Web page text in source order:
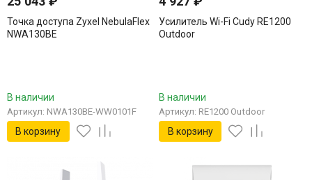
Точка доступа Zyxel NebulaFlex
NWA130BE
В наличии
Артикул: NWA130BE-WW0101F
В корзину
Усилитель Wi-Fi Cudy RE1200
Outdoor
В наличии
Артикул: RE1200 Outdoor
В корзину